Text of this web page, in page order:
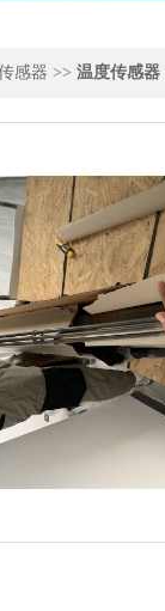
感器 >> 温度传感器